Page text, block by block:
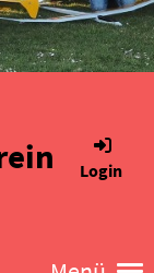
Login